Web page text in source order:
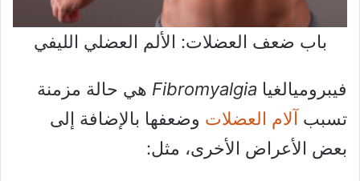
باب ضعف العضلات: الألم العضلي الليفي
فيبروميالغيا Fibromyalgia هي حالة مزمنة
تسبب آلام العضلات وضعفها بالإضافة إلى
بعض الأعراض الأخرى، مثل: